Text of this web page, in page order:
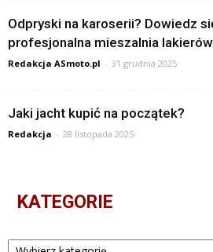
Odpryski na karoserii? Dowiedz
profesjonalna mieszalnia
Redakcja ASmoto.pl - 31 grudnia 2025
Jaki jacht kupić na początek?
Redakcja - 28 listopada 2025
KATEGORIE
Kategorie